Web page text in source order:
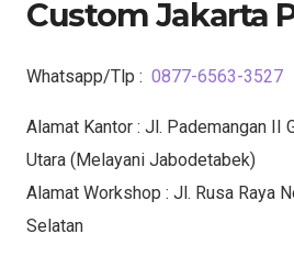
Custom Jakarta
Whatsapp/Tlp : 0877-6563-3527
Alamat Kantor : Jl. Pademangan II
Utara (Melayani Jabodetabek)
Alamat Workshop : Jl. Rusa Raya
Selatan